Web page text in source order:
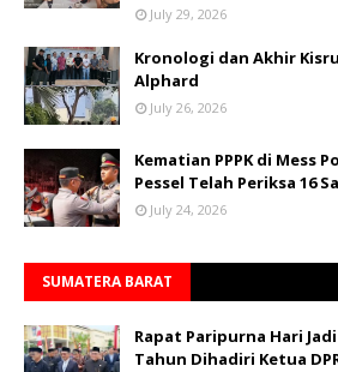
July 29, 2026
Kronologi dan Akhir
Alphard
July 26, 2026
Kematian PPPK di Mess
Pessel Telah Periksa 16
July 24, 2026
SUMATERA BARAT
Rapat Paripurna Hari
Tahun Dihadiri Ketua